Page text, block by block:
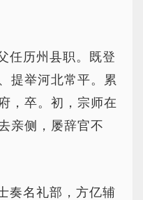
任历州县职。既登
提举河北常平。累
，卒。初，宗师在
亲侧，屡辞官不
奏名礼部，方亿辅